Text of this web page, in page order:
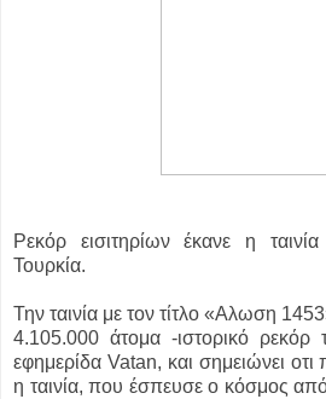
Ρεκόρ εισιτηρίων έκανε η
Τουρκία.
Την ταινία με τον τίτλο «Αλωση
4.105.000 άτομα -ιστορικό ρεκόρ
εφημερίδα Vatan, και σημειώνει
η ταινία, που έσπευσε ο κόσμος